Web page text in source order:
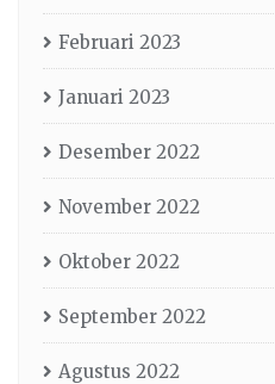
Februari 2023
Januari 2023
Desember 2022
November 2022
Oktober 2022
September 2022
Agustus 2022